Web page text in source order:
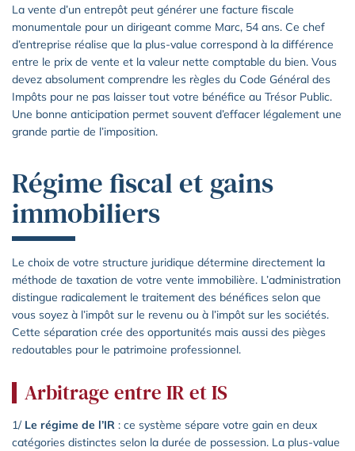
La vente d’un entrepôt peut générer une facture fiscale
monumentale pour un dirigeant comme Marc, 54 ans. Ce chef
d’entreprise réalise que la plus-value correspond à la différence
entre le prix de vente et la valeur nette comptable du bien. Vous
devez absolument comprendre les règles du Code Général des
Impôts pour ne pas laisser tout votre bénéfice au Trésor Public.
Une bonne anticipation permet souvent d’effacer légalement une
grande partie de l’imposition.
Régime fiscal et gains
immobiliers
Le choix de votre structure juridique détermine directement la
méthode de taxation de votre vente immobilière. L’administration
distingue radicalement le traitement des bénéfices selon que
vous soyez à l’impôt sur le revenu ou à l’impôt sur les sociétés.
Cette séparation crée des opportunités mais aussi des pièges
redoutables pour le patrimoine professionnel.
Arbitrage entre IR et IS
1/ Le régime de l’IR : ce système sépare votre gain en deux
catégories distinctes selon la durée de possession. La plus-value